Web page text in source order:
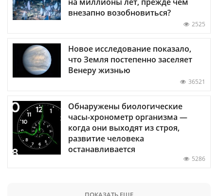
внезапно возобновиться?
2525
Новое исследование показало,
что Земля постепенно заселяет
Венеру жизнью
36521
Обнаружены биологические
часы-хронометр организма —
когда они выходят из строя,
развитие человека
останавливается
5286